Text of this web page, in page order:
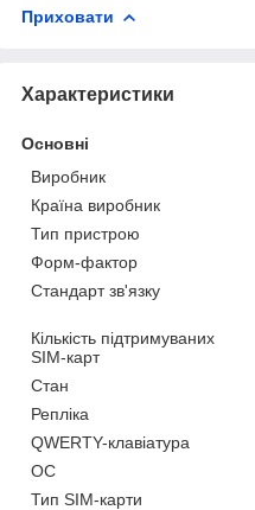
Приховати
Характеристики
Основні
Виробник
Країна виробник
Тип пристрою
Форм-фактор
Стандарт зв'язку
Кількість підтримуваних
SIM-карт
Стан
Репліка
QWERTY-клавіатура
ОС
Тип SIM-карти